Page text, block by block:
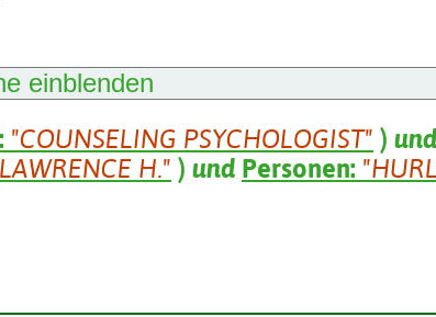
einblenden
"COUNSELING PSYCHOLOGIST" ) und
H." ) und Personen: